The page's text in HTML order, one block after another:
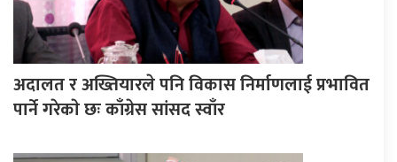
अदालत र अख्तियारले पनि विकास निर्माणलाई प्रभावित
पार्ने गरेकाे छः काँग्रेस सांसद स्वाँर